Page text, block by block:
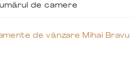
de camere
de vânzare Mihai Bravu